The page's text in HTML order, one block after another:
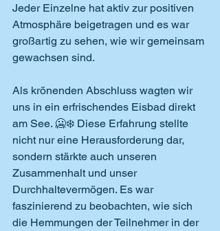
Jeder Einzelne hat aktiv zur positiven
Atmosphäre beigetragen und es war
großartig zu sehen, wie wir gemeinsam
gewachsen sind.
Als krönenden Abschluss wagten wir
uns in ein erfrischendes Eisbad direkt
am See. 🥶❄️ Diese Erfahrung stellte
nicht nur eine Herausforderung dar,
sondern stärkte auch unseren
Zusammenhalt und unser
Durchhaltevermögen. Es war
faszinierend zu beobachten, wie sich
die Hemmungen der Teilnehmer in der